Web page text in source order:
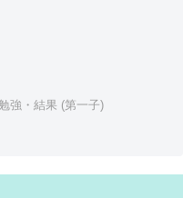
強・結果 (第一子)